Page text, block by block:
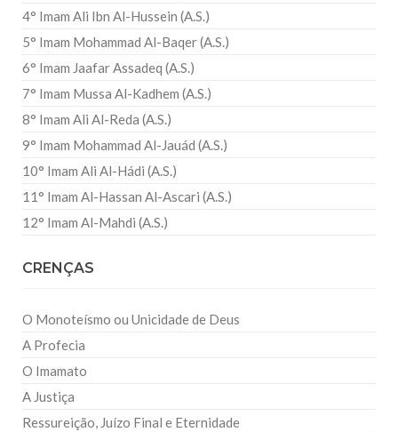
4° Imam Ali Ibn Al-Hussein (A.S.)
5° Imam Mohammad Al-Baqer (A.S.)
6° Imam Jaafar Assadeq (A.S.)
7° Imam Mussa Al-Kadhem (A.S.)
8° Imam Ali Al-Reda (A.S.)
9° Imam Mohammad Al-Jauád (A.S.)
10° Imam Ali Al-Hádi (A.S.)
11° Imam Al-Hassan Al-Ascari (A.S.)
12° Imam Al-Mahdi (A.S.)
CRENÇAS
O Monoteísmo ou Unicidade de Deus
A Profecia
O Imamato
A Justiça
Ressureição, Juízo Final e Eternidade